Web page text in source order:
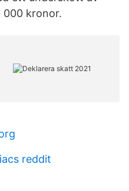
000 kronor.
reddit